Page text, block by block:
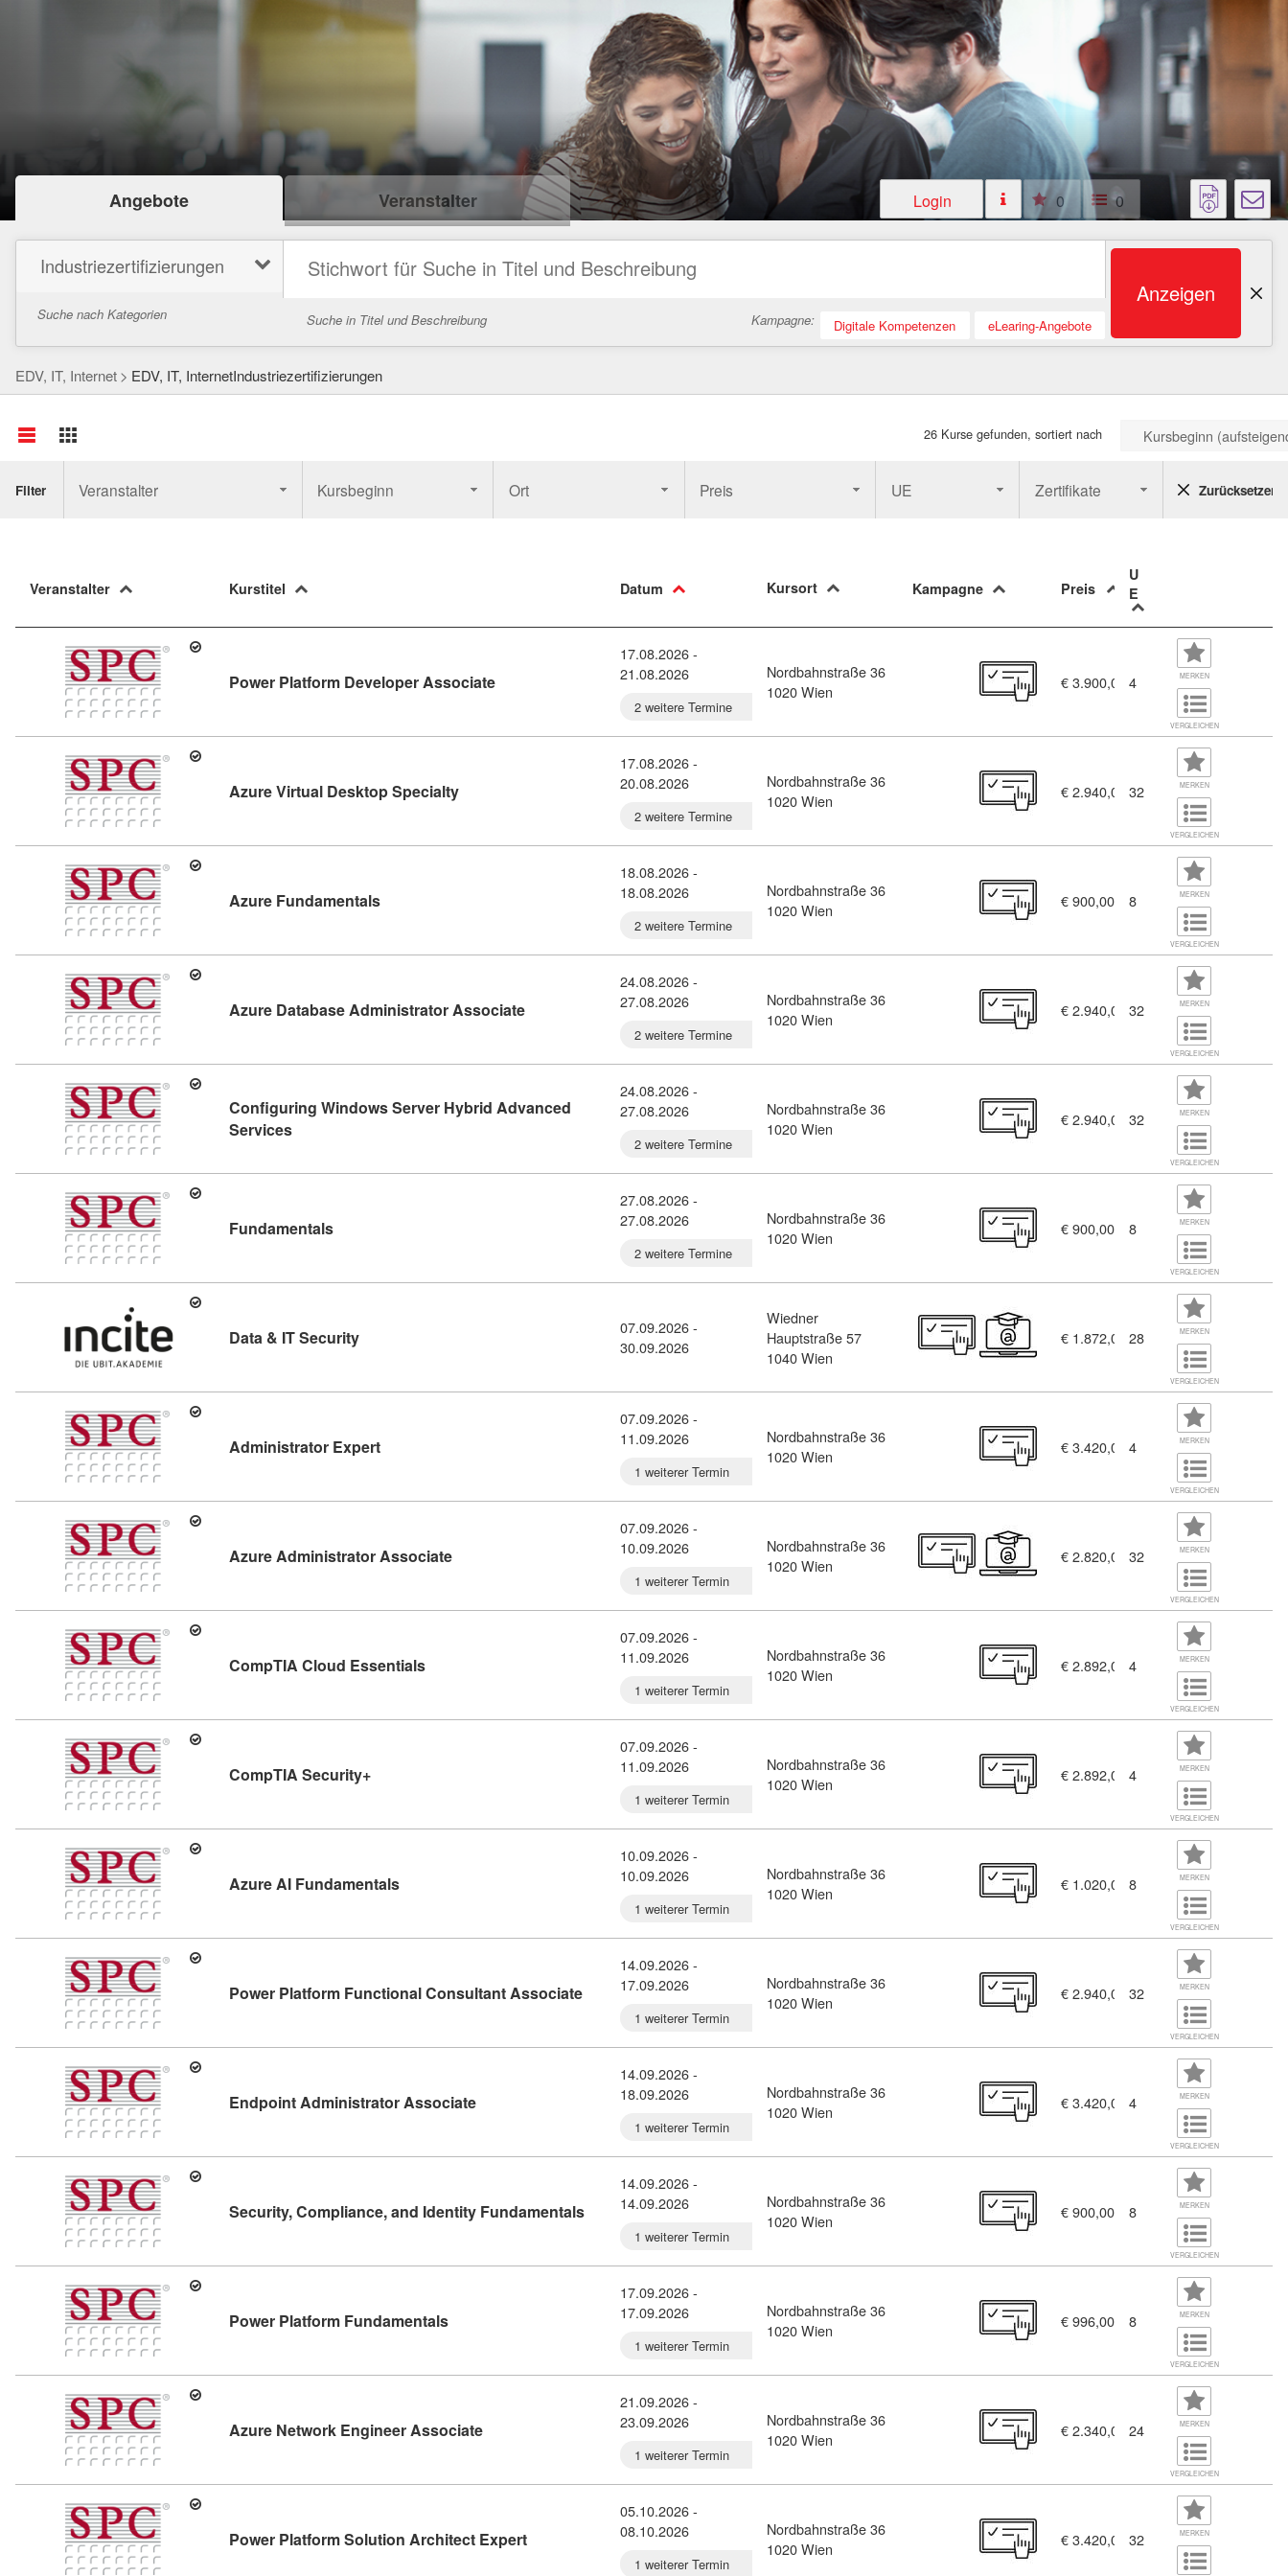
Login 0 0
Angebote Veranstalter
Industriezertifizierungen
Suche nach Kategorien Suche in Titel und Beschreibung Kampagne: Digitale Kompetenzen eLearing-Angebote
Anzeigen
EDV, IT, Internet EDV, IT, InternetIndustriezertifizierungen
26 Kurse gefunden, sortiert nach Kursbeginn
Filter Veranstalter Kursbeginn Ort Preis UE Zertifikate Zurücksetzen
Veranstalter Kurstitel Datum Kursort Kampagne Preis
U
E
Power Platform Developer AssociateKursdetail: Power Platform Developer Associate (10931319)
17.08.2026 -
21.08.2026
2 weitere Termine
Nordbahnstraße 36
1020 Wien
€ 3.900,00 4 MERKEN
VERGLEICHEN
Azure Virtual Desktop SpecialtyKursdetail: Azure Virtual Desktop Specialty (10931265)
17.08.2026 -
20.08.2026
2 weitere Termine
Nordbahnstraße 36
1020 Wien
€ 2.940,00 32 MERKEN
VERGLEICHEN
Azure Fundamentals Kursdetail: Azure Fundamentals (10931258)
18.08.2026 -
18.08.2026
2 weitere Termine
Nordbahnstraße 36
1020 Wien
€ 900,00 8 MERKEN
VERGLEICHEN
Azure Database Administrator AssociateKursdetail: Azure Database Administrator Associate (10931322)
24.08.2026 -
27.08.2026
2 weitere Termine
Nordbahnstraße 36
1020 Wien
€ 2.940,00 32 MERKEN
VERGLEICHEN
Configuring Windows Server Hybrid Advanced
Services Kursdetail: Configuring Windows Server Hybrid Advanced Services (10931231)
24.08.2026 -
27.08.2026
2 weitere Termine
Nordbahnstraße 36
1020 Wien
€ 2.940,00 32 MERKEN
VERGLEICHEN
Fundamentals
27.08.2026 -
27.08.2026
2 weitere Termine
Nordbahnstraße 36
1020 Wien
€ 900,00 8 MERKEN
VERGLEICHEN
Data & IT SecurityKursdetail: Data & IT Security (8457978)07.09.2026 -
30.09.2026
Wiedner
Hauptstraße 57
1040 Wien
€ 1.872,00 28 MERKEN
VERGLEICHEN
Administrator ExpertKursdetail: Administrator Expert (10931312)
07.09.2026 -
11.09.2026
1 weiterer Termin
Nordbahnstraße 36
1020 Wien
€ 3.420,00 4 MERKEN
VERGLEICHEN
Azure Administrator AssociateKursdetail: Azure Administrator Associate (10931261)
07.09.2026 -
10.09.2026
1 weiterer Termin
Nordbahnstraße 36
1020 Wien
€ 2.820,00 32 MERKEN
VERGLEICHEN
CompTIA Cloud Essentials Kursdetail: CompTIA Cloud Essentials (10931190)
07.09.2026 -
11.09.2026
1 weiterer Termin
Nordbahnstraße 36
1020 Wien
€ 2.892,00 4 MERKEN
VERGLEICHEN
CompTIA Security+Kursdetail: CompTIA Security+ (10931191)
07.09.2026 -
11.09.2026
1 weiterer Termin
Nordbahnstraße 36
1020 Wien
€ 2.892,00 4 MERKEN
VERGLEICHEN
Azure AI Fundamentals Kursdetail: Azure AI Fundamentals (10931259)
10.09.2026 -
10.09.2026
1 weiterer Termin
Nordbahnstraße 36
1020 Wien
€ 1.020,00 8 MERKEN
VERGLEICHEN
Power Platform Functional Consultant AssociateKursdetail: Power Platform Functional Consultant Associate (10931333)
14.09.2026 -
17.09.2026
1 weiterer Termin
Nordbahnstraße 36
1020 Wien
€ 2.940,00 32 MERKEN
VERGLEICHEN
Endpoint Administrator AssociateKursdetail: Endpoint Administrator Associate (10931313)
14.09.2026 -
18.09.2026
1 weiterer Termin
Nordbahnstraße 36
1020 Wien
€ 3.420,00 4 MERKEN
VERGLEICHEN
Security, Compliance, and Identity Fundamentals Kursdetail: Security, Compliance, and Identity Fundamentals (10931233)
14.09.2026 -
14.09.2026
1 weiterer Termin
Nordbahnstraße 36
1020 Wien
€ 900,00 8 MERKEN
VERGLEICHEN
Power Platform Fundamentals Kursdetail: Power Platform Fundamentals (10931317)
17.09.2026 -
17.09.2026
1 weiterer Termin
Nordbahnstraße 36
1020 Wien
€ 996,00 8 MERKEN
VERGLEICHEN
Azure Network Engineer AssociateKursdetail: Azure Network Engineer Associate (10931320)
21.09.2026 -
23.09.2026
1 weiterer Termin
Nordbahnstraße 36
1020 Wien
€ 2.340,00 24 MERKEN
VERGLEICHEN
Power Platform Solution Architect ExpertKursdetail: Power Platform Solution Architect Expert (10931334)
05.10.2026 -
08.10.2026
1 weiterer Termin
Nordbahnstraße 36
1020 Wien
€ 3.420,00 32 MERKEN